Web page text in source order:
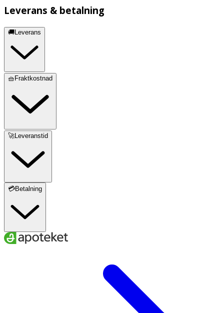
Leverans & betalning
🚚Leverans
🧺Fraktkostnad
🚀Leveranstid
💳Betalning